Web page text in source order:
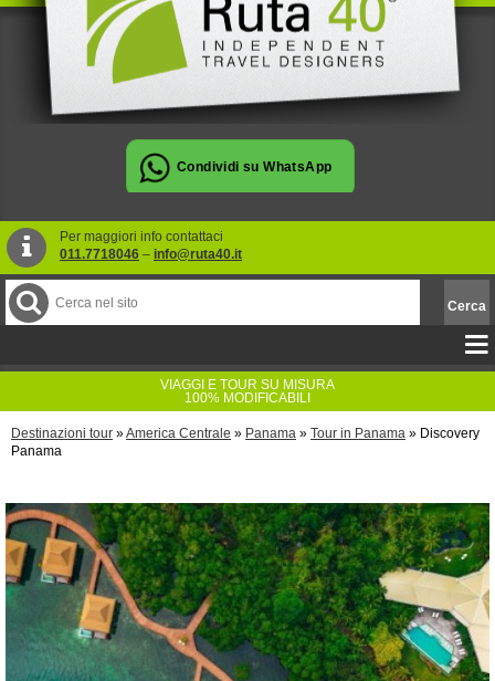
Per maggiori info contattaci
011.7718046 – info@ruta40.it
VIAGGI E TOUR SU MISURA
100% MODIFICABILI
Destinazioni tour »America Centrale » Panama » Tour in Panama » Discovery
Panama